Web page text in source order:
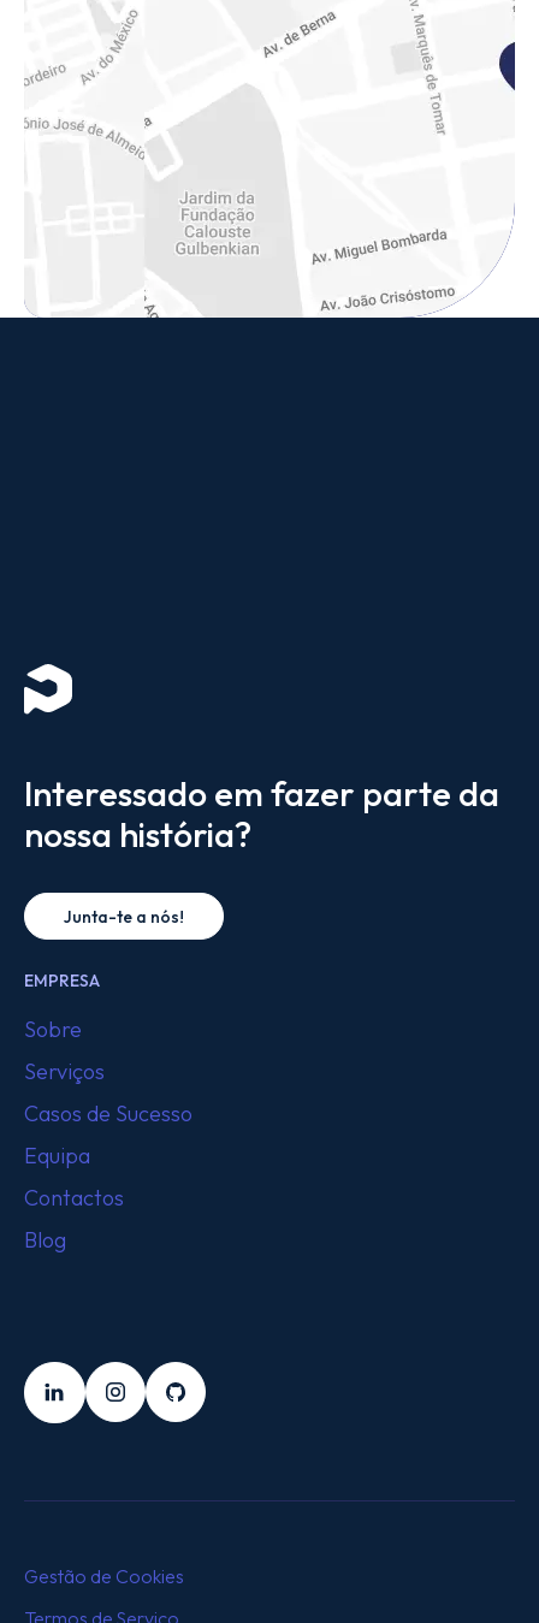
Interessado em fazer parte da
nossa história?
Junta-te a nós!
EMPRESA
Sobre
Serviços
Casos de Sucesso
Equipa
Contactos
Blog
LinkedInInstagramGithub
Gestão de Cookies
Termos de Serviço